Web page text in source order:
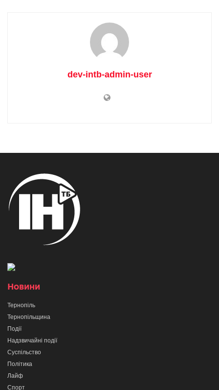
dev-intb-admin-user
Новини
Тернопіль
Тернопільщина
Події
Надзвичайні події
Суспільство
Політика
Лайф
Спорт